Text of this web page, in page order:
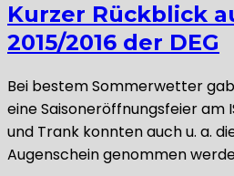
Kurzer Rückblick
2015/2016 der DEG
Bei bestem Sommerwetter
eine Saisoneröffnungsfeier am
und Trank konnten auch u. a.
Augenschein genommen